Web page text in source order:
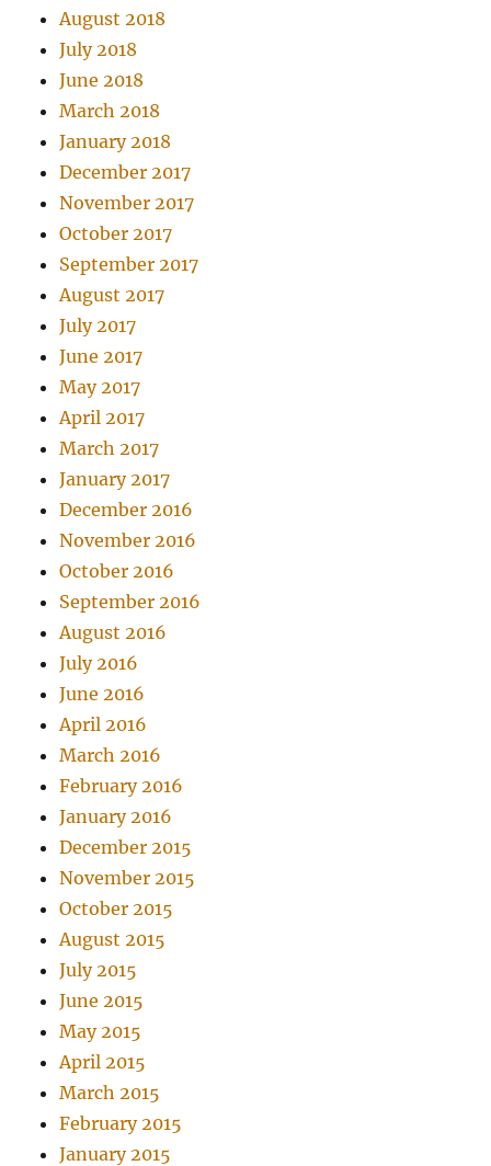
August 2018
July 2018
June 2018
March 2018
January 2018
December 2017
November 2017
October 2017
September 2017
August 2017
July 2017
June 2017
May 2017
April 2017
March 2017
January 2017
December 2016
November 2016
October 2016
September 2016
August 2016
July 2016
June 2016
April 2016
March 2016
February 2016
January 2016
December 2015
November 2015
October 2015
August 2015
July 2015
June 2015
May 2015
April 2015
March 2015
February 2015
January 2015